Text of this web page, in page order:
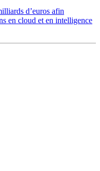
d’euros afin
en cloud et en intelligence